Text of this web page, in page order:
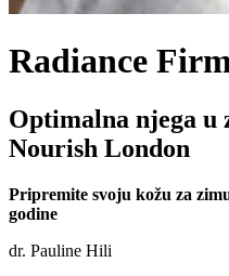
Radiance
Optimalna njega u
Nourish London
Pripremite svoju kožu za
godine
dr. Pauline Hili